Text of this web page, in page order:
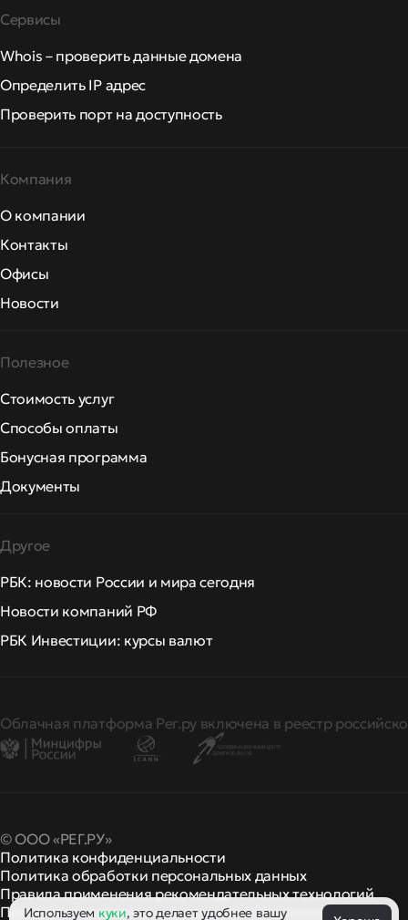
Сервисы
Whois – проверить данные домена
Определить IP адрес
Проверить порт на доступность
Компания
О компании
Контакты
Офисы
Новости
Полезное
Стоимость услуг
Способы оплаты
Бонусная программа
Документы
Другое
РБК: новости России и мира сегодня
Новости компаний РФ
РБК Инвестиции: курсы валют
Облачная платформа Рег.ру включена в реестр
© ООО «РЕГ.РУ»
Политика конфиденциальности
Политика обработки персональных данных
Правила применения рекомендательных технологий
Правила пользования и другиеправила и политики
Используем куки, это делает удобнее вашу